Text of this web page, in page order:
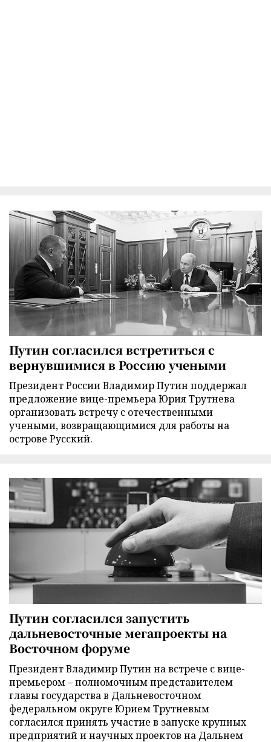
Путин согласился встретиться с
вернувшимися в Россию учеными
Президент России Владимир Путин поддержал
предложение вице-премьера Юрия Трутнева
организовать встречу с отечественными
учеными, возвращающимися для работы на
острове Русский.
Путин согласился запустить
дальневосточные мегапроекты на
Восточном форуме
Президент Владимир Путин на встрече с вице-
премьером – полномочным представителем
главы государства в Дальневосточном
федеральном округе Юрием Трутневым
согласился принять участие в запуске крупных
предприятий и научных проектов на Дальнем